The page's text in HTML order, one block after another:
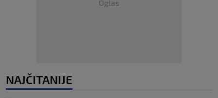
Oglas
NAJČITANIJE